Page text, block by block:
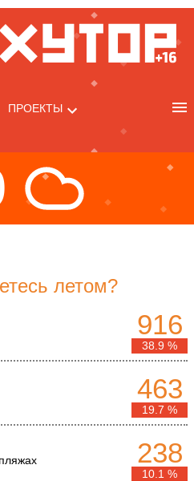
ПРОЕКТЫ
летом?
916
38.9 %
463
19.7 %
238
10.1 %